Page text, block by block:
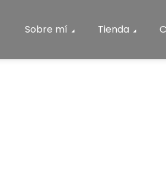
Sobre mí Tienda